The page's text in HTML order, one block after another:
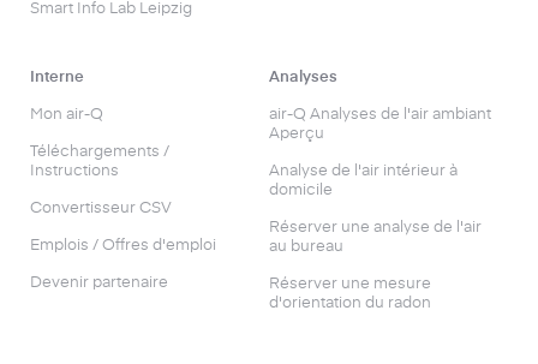
Smart Info Lab Leipzig
Interne
Mon air-Q
Téléchargements /
Instructions
Convertisseur CSV
Emplois / Offres d'emploi
Devenir partenaire
Analyses
air-Q Analyses de l'air ambiant
Aperçu
Analyse de l'air intérieur à
domicile
Réserver une analyse de l'air
au bureau
Réserver une mesure
d'orientation du radon